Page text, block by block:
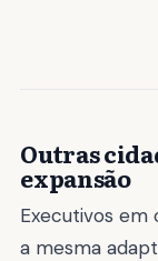
Outras
expansão
Executivos em
a mesma